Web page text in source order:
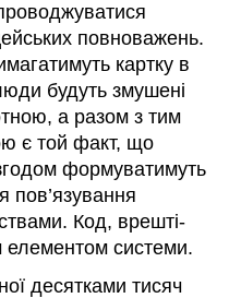
повноважень.
картку в
будуть змушені
а разом з тим
є той факт, що
формуватимуть
пов’язування
Код, врешті-
елементом системи.
десятками тисяч